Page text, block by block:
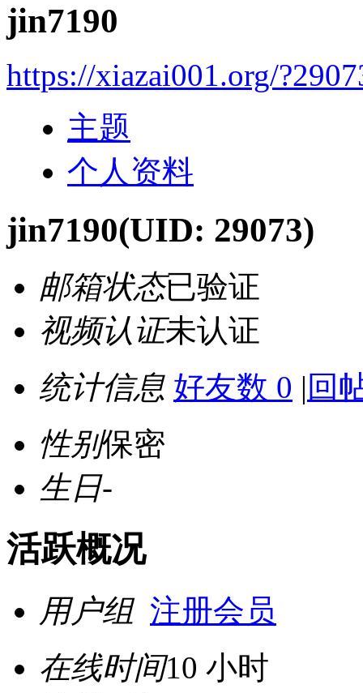
jin7190
https://xiazai001.org/
主题
个人资料
jin7190(UID: 29073)
邮箱状态已验证
视频认证未认证
统计信息 好友数 0 | 回
性别保密
生日-
活跃概况
用户组 注册会员
在线时间10 小时